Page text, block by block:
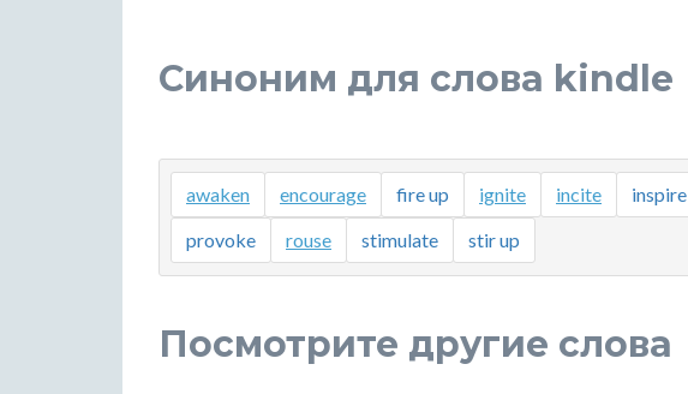
Синоним для слова kindle
awaken encourage fire up ignite incite inspire
provoke
rouse stimulate stir up
Посмотрите другие слова